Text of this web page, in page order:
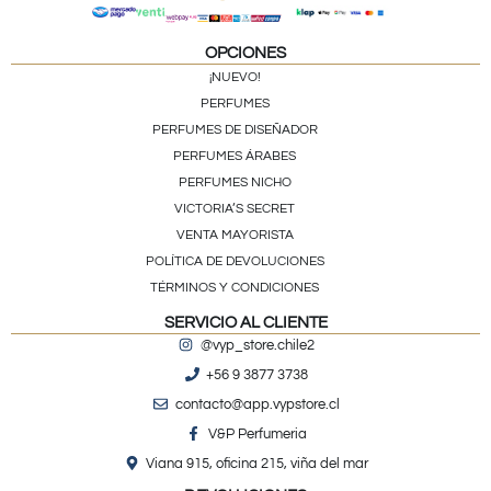
OPCIONES
¡NUEVO!
PERFUMES
PERFUMES DE DISEÑADOR
PERFUMES ÁRABES
PERFUMES NICHO
VICTORIA’S SECRET
VENTA MAYORISTA
POLÍTICA DE DEVOLUCIONES
TÉRMINOS Y CONDICIONES
SERVICIO AL CLIENTE
@vyp_store.chile2
+56 9 3877 3738
contacto@app.vypstore.cl
V&P Perfumeria
Viana 915, oficina 215, viña del mar